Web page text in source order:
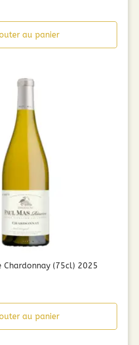
au panier
Chardonnay (75cl) 2025
au panier